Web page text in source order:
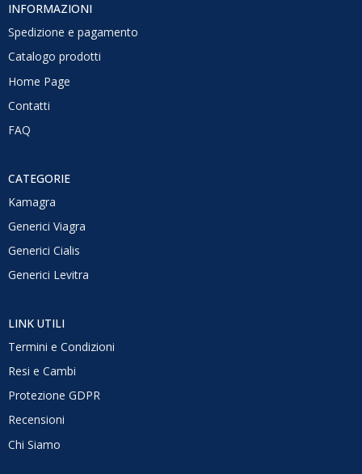
INFORMAZIONI
Spedizione e pagamento
Catalogo prodotti
Home Page
Contatti
FAQ
CATEGORIE
Kamagra
Generici Viagra
Generici Cialis
Generici Levitra
LINK UTILI
Termini e Condizioni
Resi e Cambi
Protezione GDPR
Recensioni
Chi Siamo